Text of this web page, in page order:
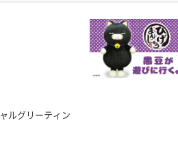
ルグリーティン